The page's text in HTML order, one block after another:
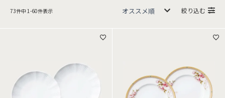
73件中 1 -60件表示 絞り込む